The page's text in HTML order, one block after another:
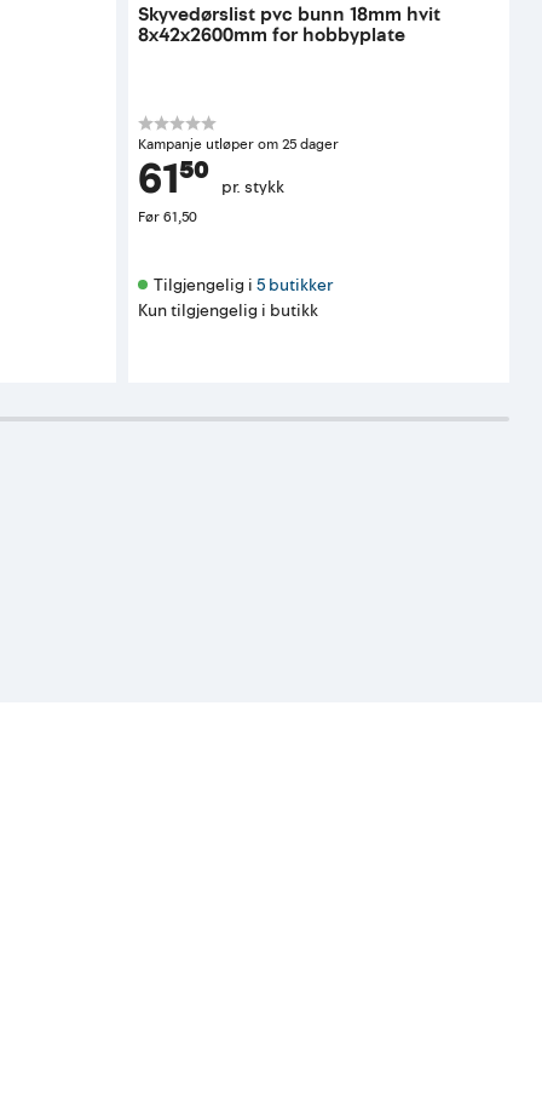
Skyvedørslist pvc bunn 18mm hvit
8x42x2600mm for hobbyplate
Kampanje utløper om 25 dager
61⁵⁰ pr. stykk
Før61,50
Tilgjengelig i 5 butikker
Kun tilgjengelig i butikk